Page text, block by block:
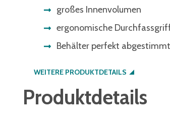
großes Innenvolumen
ergonomische
Behälter perfekt
WEITERE PRODUKTDETAILS
Produktdetails